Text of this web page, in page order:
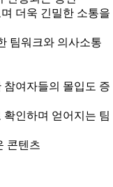
더욱 긴밀한 소통을
팀워크와 의사소통
여자들의 몰입도 증
인하며 얻어지는 팀
콘텐츠